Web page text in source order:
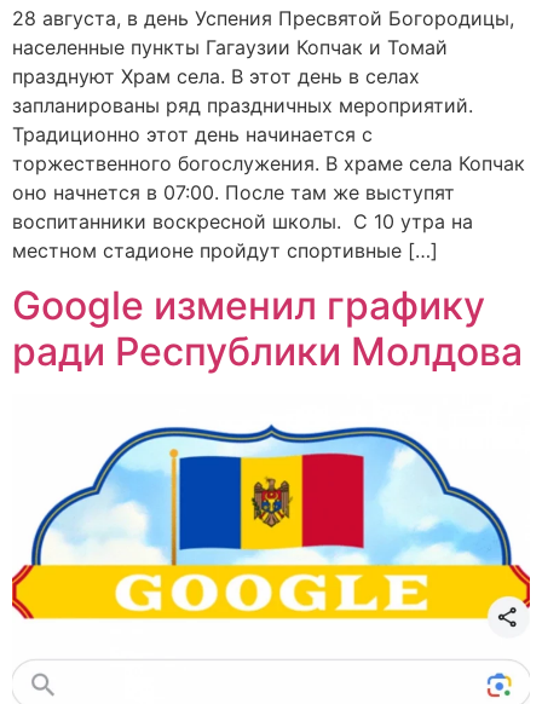
28 августа, в день Успения Пресвятой Богородицы,
населенные пункты Гагаузии Копчак и Томай
празднуют Храм села. В этот день в селах
запланированы ряд праздничных мероприятий.
Традиционно этот день начинается с
торжественного богослужения. В храме села Копчак
оно начнется в 07:00. После там же выступят
воспитанники воскресной школы. С 10 утра на
местном стадионе пройдут спортивные […]
Google изменил графику
ради Республики Молдова